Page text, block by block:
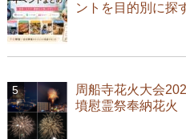
ントを目的別に探
周船寺花火大会
墳慰霊祭奉納花火